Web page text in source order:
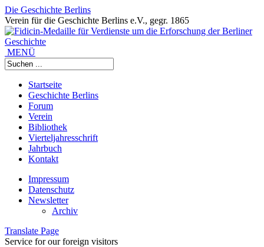
Die Geschichte Berlins
Verein für die Geschichte Berlins e.V., gegr. 1865
MENÜ
Startseite
Geschichte Berlins
Forum
Verein
Bibliothek
Vierteljahresschrift
Jahrbuch
Kontakt
Impressum
Datenschutz
Newsletter
Archiv
Translate Page
Service for our foreign visitors